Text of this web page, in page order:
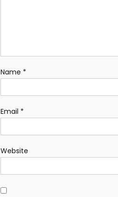
Name *
Email *
Website